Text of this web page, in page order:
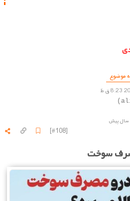
موضوع
[#108]
سوخت